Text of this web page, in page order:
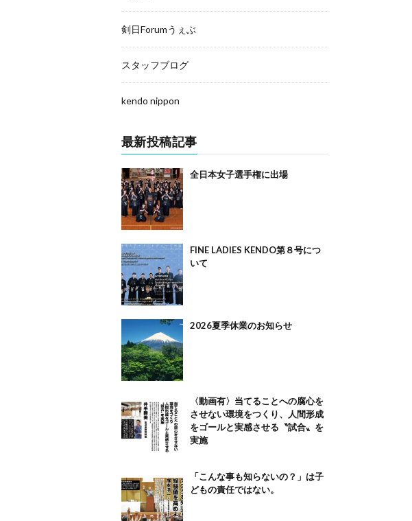
剣日Forumうぇぶ
スタッフブログ
kendo nippon
最新投稿記事
全日本女子選手権に出場
FINE LADIES KENDO第８号につ
いて
2026夏季休業のお知らせ
〈動画有〉当てることへの腐心を
させない環境をつくり、人間形成
をゴールと実感させる〝試合〟を
実施
「こんな事も知らないの？」は子
どもの責任ではない。